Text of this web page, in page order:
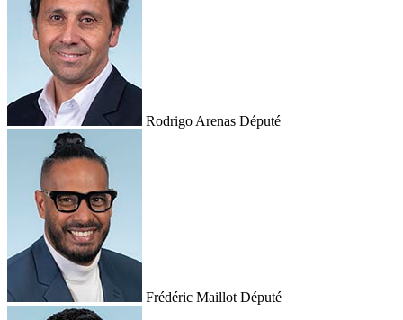
Rodrigo Arenas Député
Frédéric Maillot Député